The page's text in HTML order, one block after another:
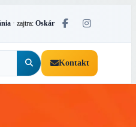
· zajtra: Oskár
Kontakt